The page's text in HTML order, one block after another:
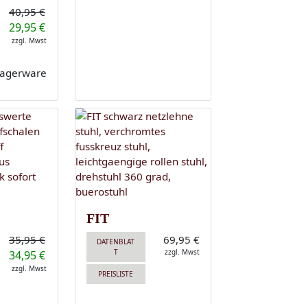
40,95 €
29,95 €
zzgl. Mwst
35,95 €
34,95 €
zzgl. Mwst
FIT
DATENBLAT
T
PREISLISTE
69,95 €
zzgl. Mwst